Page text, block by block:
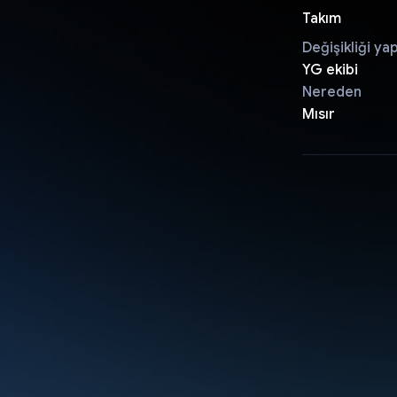
Takım
Değişikliği
YG ekibi
Nereden
Mısır